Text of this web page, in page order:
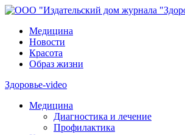
Медицина
Новости
Красота
Образ жизни
Здоровье-video
Медицина
Диагностика и лечение
Профилактика